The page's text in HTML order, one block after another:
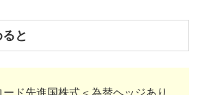
と
ド先進国株式＜為替ヘッジあり